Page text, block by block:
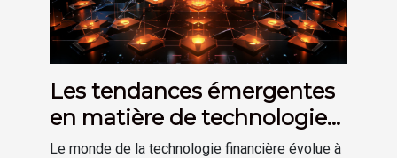
Les tendances émergentes
en matière de technologie
financière
Le monde de la technologie financière évolue à